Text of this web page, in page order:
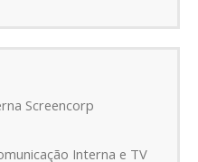
Screencorp
Interna e TV